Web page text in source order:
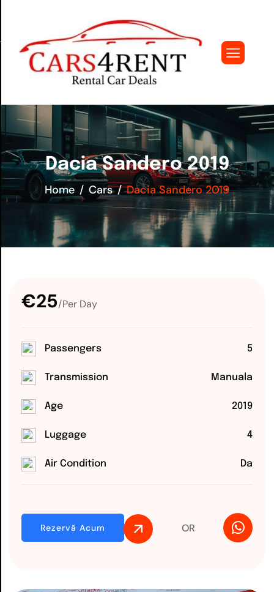
Dacia Sandero 2019
Home Cars Dacia Sandero 2019
€25/Per Day
Passengers 5
Transmission Manuala
Age 2019
Luggage 4
Air Condition Da
Rezervă Acum OR